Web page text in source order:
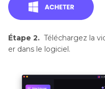
Étape 2. Téléchargez la
er dans le logiciel.